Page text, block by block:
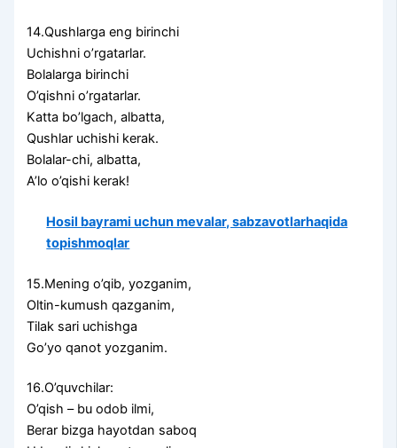
14.Qushlarga eng birinchi
Uchishni o’rgatarlar.
Bolalarga birinchi
O’qishni o’rgatarlar.
Katta bo’lgach, albatta,
Qushlar uchishi kerak.
Bolalar-chi, albatta,
A’lo o’qishi kerak!
Hosil bayrami uchun mevalar, sabzavotlarhaqida
topishmoqlar
15.Mening o’qib, yozganim,
Oltin-kumush qazganim,
Tilak sari uchishga
Go’yo qanot yozganim.
16.O’quvchilar:
O’qish – bu odob ilmi,
Berar bizga hayotdan saboq